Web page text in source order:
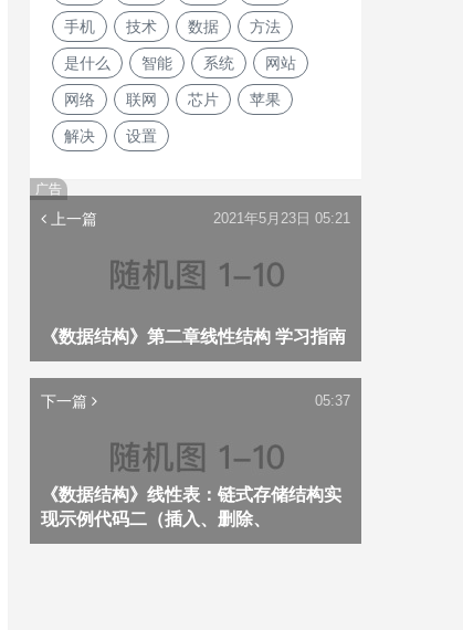
手机 技术 数据 方法
是什么 智能 系统 网站
网络 联网 芯片 苹果
解决 设置
广告
上一篇
《数据结构》第二章线性结构 学习指南
2021年5月23日 05:21
下一篇
《数据结构》线性表：链式存储结构实
现示例代码二（插入、删除、
05:37